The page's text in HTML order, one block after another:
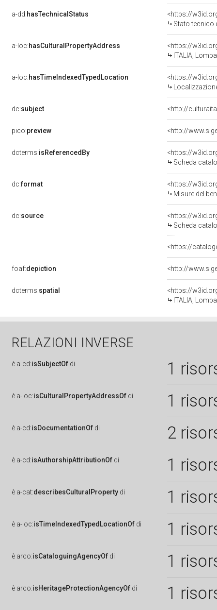
a-dd:hasTechnicalStatus
<https://
Stato tecnico
a-loc:hasCulturalPropertyAddress
<https://
ITALIA,
a-loc:hasTimeIndexedTypedLocation
<https://
dc:subject <http://
pico:preview <http://
dcterms:isReferencedBy
<https://
Scheda
dc:format
<https://
Misure del
dc:source
<https://
Scheda
<https://
foaf:depiction <http://
dcterms:spatial
<https://
ITALIA,
RELAZIONI INVERSE
è a-cd:isSubjectOf di 1
è a-loc:isCulturalPropertyAddressOf di 1
è a-cd:isDocumentationOf di 2
è a-cd:isAuthorshipAttributionOf di 1
è a-cat:describesCulturalProperty di 1
è a-loc:isTimeIndexedTypedLocationOf di 1
è arco:isCataloguingAgencyOf di 1
è arco:isHeritageProtectionAgencyOf di 1